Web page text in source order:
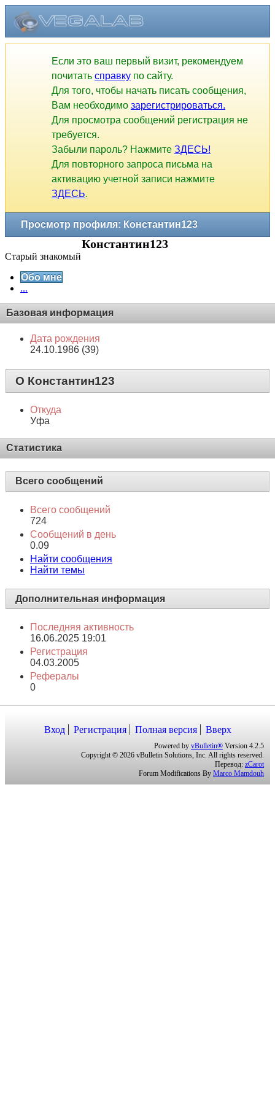
Если это ваш первый визит, рекомендуем
почитать справку по сайту.
Для того, чтобы начать писать сообщения,
Вам необходимо зарегистрироваться.
Для просмотра сообщений регистрация не
требуется.
Забыли пароль? Нажмите ЗДЕСЬ!
Для повторного запроса письма на
активацию учетной записи нажмите
ЗДЕСЬ.
Просмотр профиля: Константин123
Константин123
Обо мне
...
Базовая информация
24.10.1986 (39)
О Константин123
Откуда
Уфа
Статистика
Всего сообщений
Всего сообщений
724
Сообщений в день
0.09
Найти темы
Дополнительная информация
Последняя активность
16.06.2025
Регистрация
04.03.2005
Регистрация Полная версия Вверх
Powered byvBulletin®Version 4.2.5